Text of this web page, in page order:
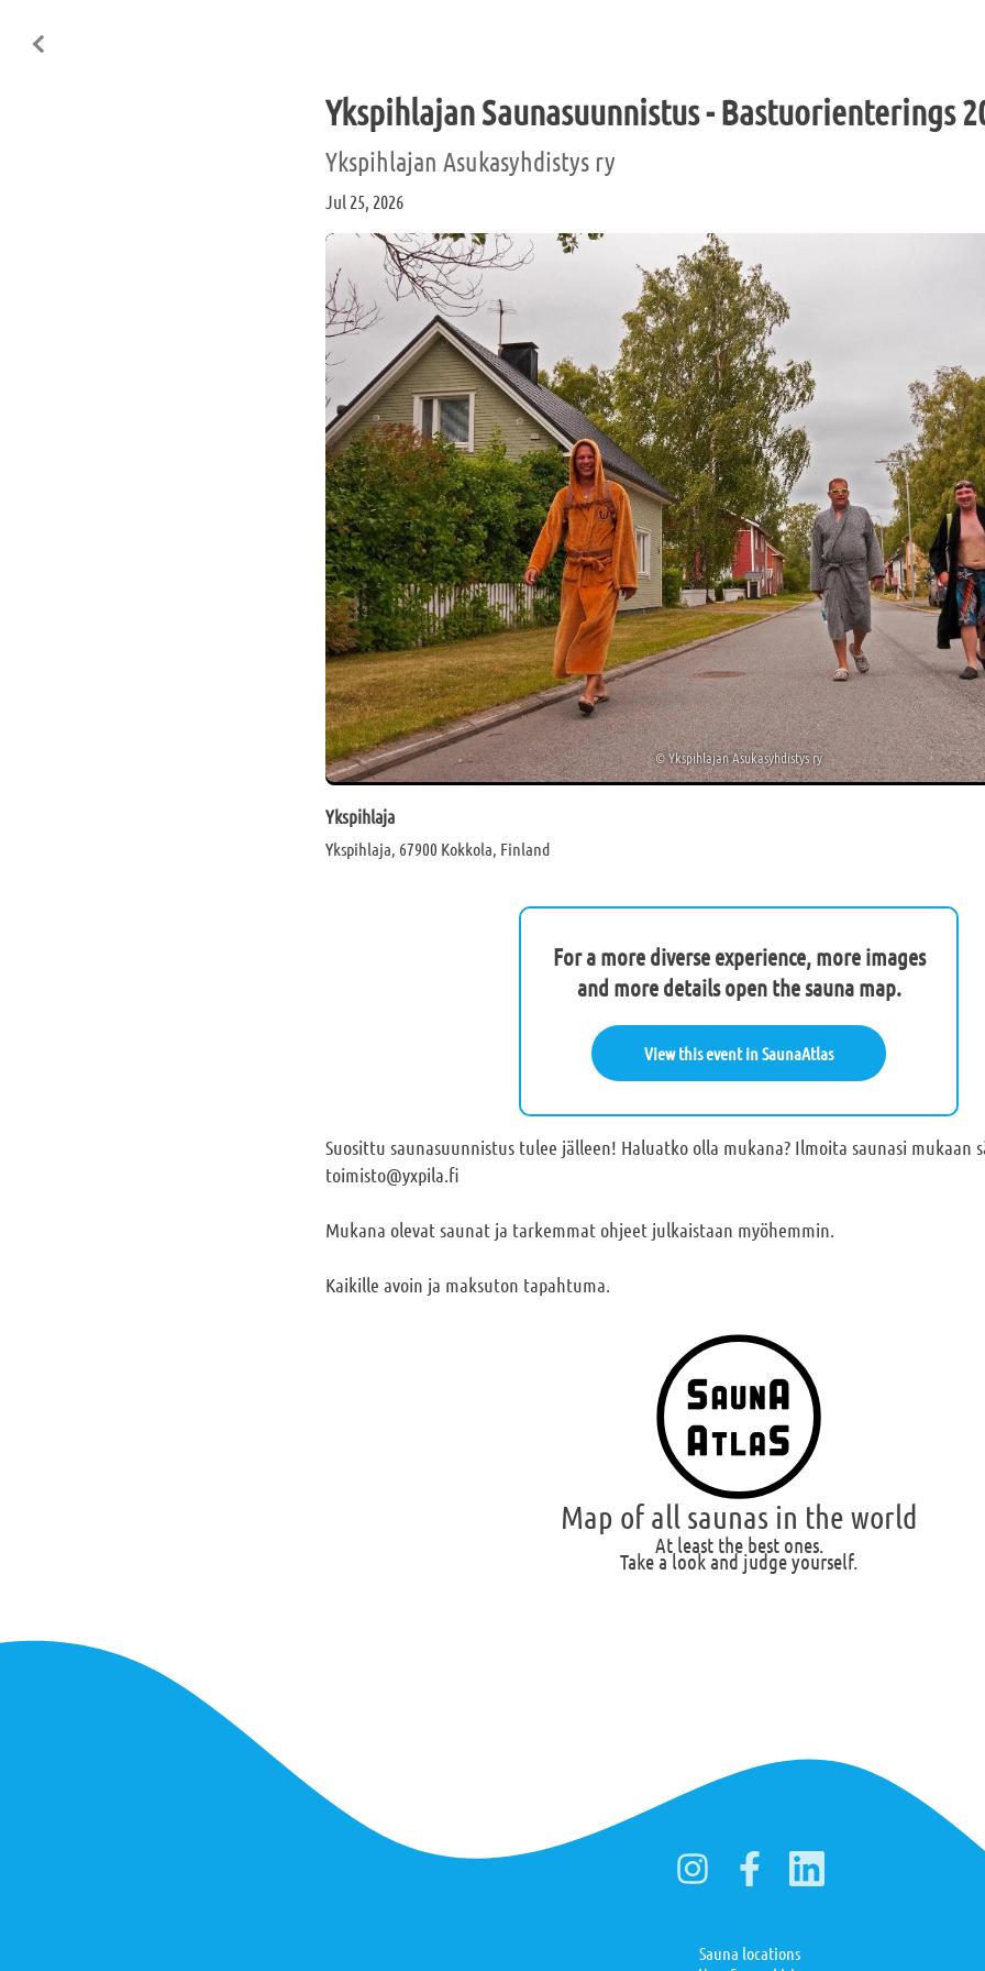
Ykspihlajan Saunasuunnistus - Bastuorienterings
Ykspihlajan Asukasyhdistys ry
Jul 25, 2026
©Ykspihlajan Asukasyhdistys ry
Ykspihlaja
Ykspihlaja, 67900 Kokkola, Finland
For a more diverse experience, more images
and more details open the sauna map.
View this event in SaunaAtlas
Suosittu saunasuunnistus tulee jälleen! Haluatko olla mukana? Ilmoita saunasi mukaan
toimisto@yxpila.fi
Mukana olevat saunat ja tarkemmat ohjeet julkaistaan myöhemmin.
Kaikille avoin ja maksuton tapahtuma.
Map of all saunas in the world
At least the best ones.
Take a look and judge yourself.
Sauna locations